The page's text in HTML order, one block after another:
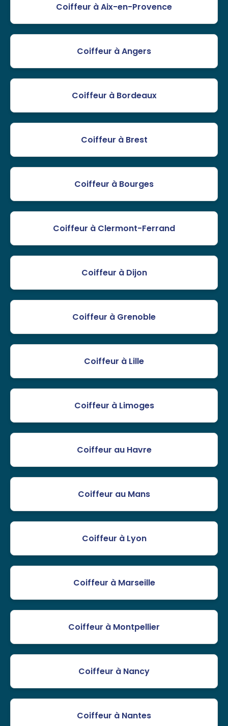
Coiffeur à Aix-en-Provence
Coiffeur à Angers
Coiffeur à Bordeaux
Coiffeur à Brest
Coiffeur à Bourges
Coiffeur à Clermont-Ferrand
Coiffeur à Dijon
Coiffeur à Grenoble
Coiffeur à Lille
Coiffeur à Limoges
Coiffeur au Havre
Coiffeur au Mans
Coiffeur à Lyon
Coiffeur à Marseille
Coiffeur à Montpellier
Coiffeur à Nancy
Coiffeur à Nantes